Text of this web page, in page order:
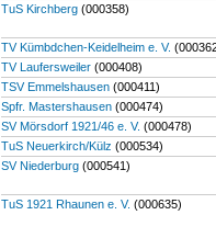
TuS Kirchberg (000358)
TV Kümbdchen-Keidelheim e. V.
TV Laufersweiler (000408)
TSV Emmelshausen (000411)
Spfr. Mastershausen (000474)
SV Mörsdorf 1921/46 e. V. (000478)
TuS Neuerkirch/Külz (000534)
SV Niederburg (000541)
TuS 1921 Rhaunen e. V. (000635)